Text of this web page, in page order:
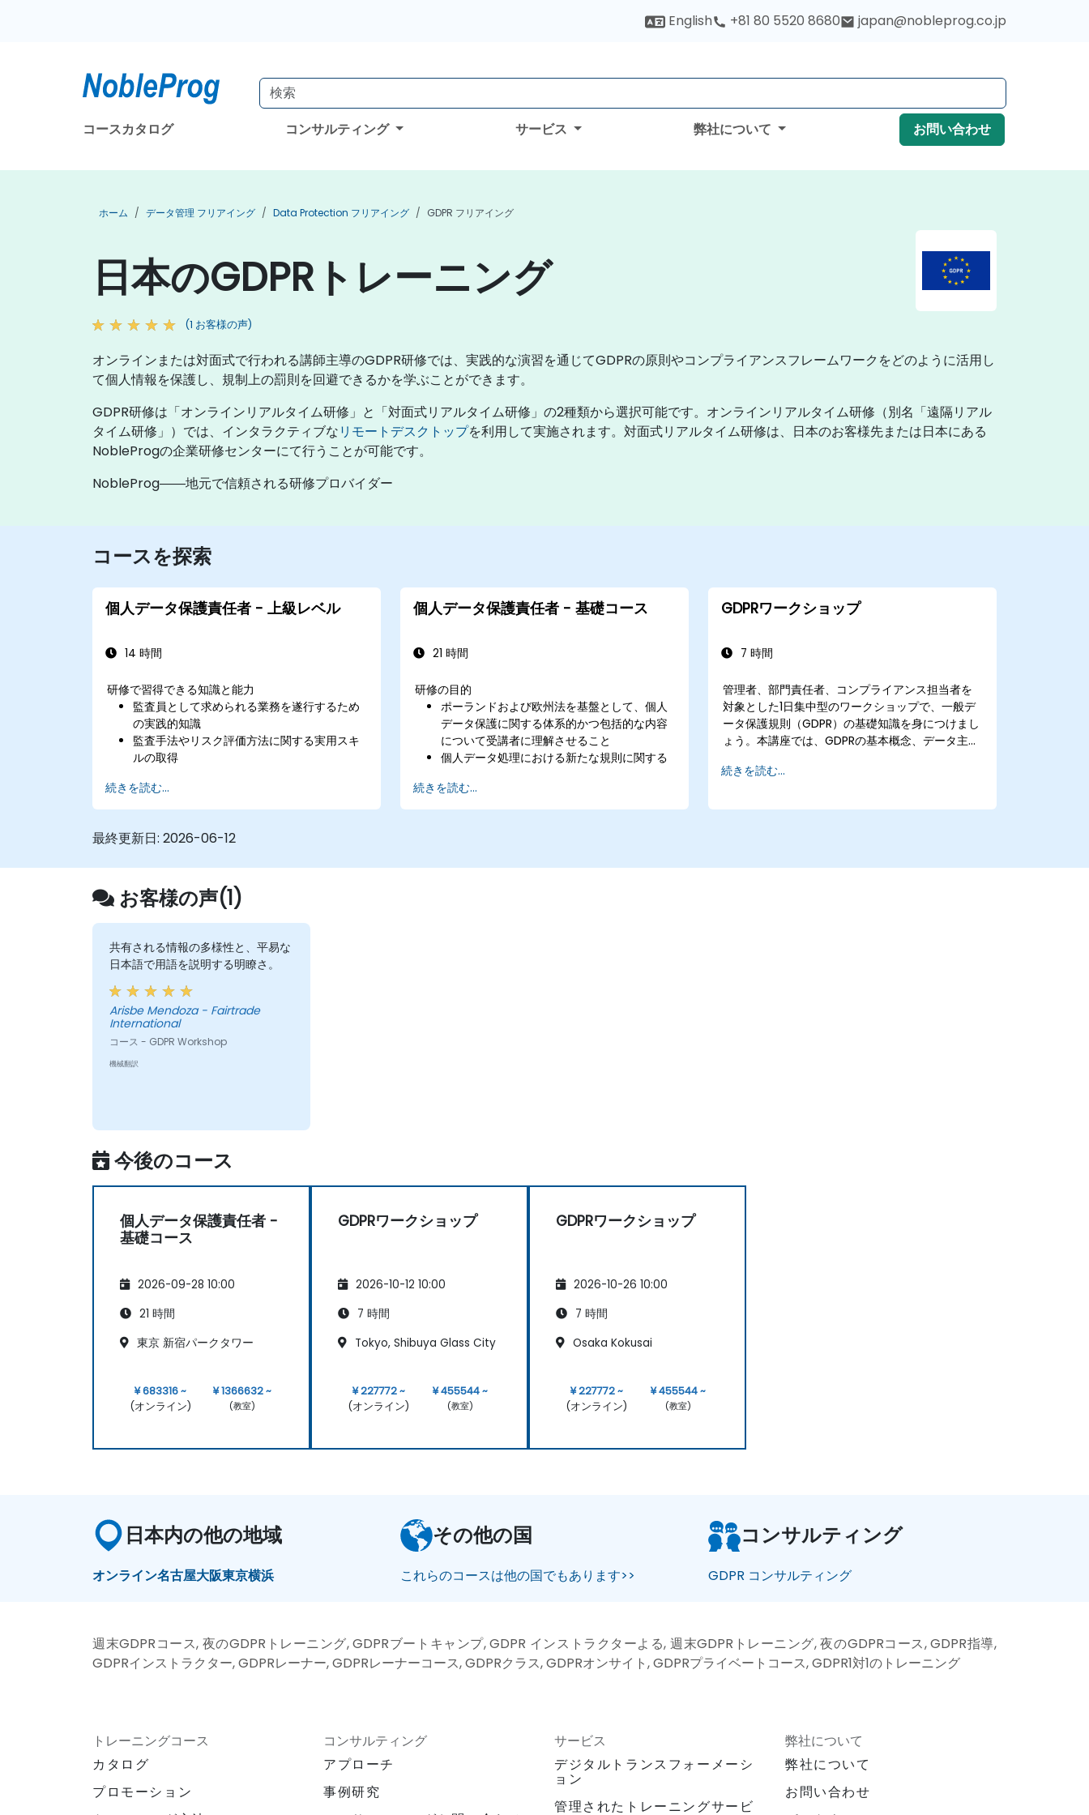
English +81 80 5520 8680 japan@nobleprog.co.jp
コースカタログ コンサルティング サービス 弊社について お問い合わせ
ホーム データ管理 フリアイング Data Protection フリアイング GDPR フリアイング
日本のGDPRトレーニング
(1 お客様の声)
オンラインまたは対面式で行われる講師主導のGDPR研修では、実践的な演習を通じてGDPRの原則やコンプライアンスフレームワークをどのように活用し
て個人情報を保護し、規制上の罰則を回避できるかを学ぶことができます。
GDPR研修は「オンラインリアルタイム研修」と「対面式リアルタイム研修」の2種類から選択可能です。オンラインリアルタイム研修（別名「遠隔リアル
タイム研修」）では、インタラクティブなリモートデスクトップを利用して実施されます。対面式リアルタイム研修は、日本のお客様先または日本にある
NobleProgの企業研修センターにて行うことが可能です。
NobleProg――地元で信頼される研修プロバイダー
コースを探索
個人データ保護責任者 - 上級レベル
14 時間
研修で習得できる知識と能力
監査員として求められる業務を遂行するため
の実践的知識
監査手法やリスク評価方法に関する実用スキ
ルの取得
ての具体的な理解
続きを読む...
個人データ保護責任者 - 基礎コース
21 時間
研修の目的
ポーランドおよび欧州法を基盤として、個人
データ保護に関する体系的かつ包括的な内容
について受講者に理解させること
個人データ処理における新たな規則に関する
GDPRの施行に伴う法的リスクが最も高い分
野について解説すること
続きを読む...
GDPRワークショップ
7 時間
管理者、部門責任者、コンプライアンス担当者を
対象とした1日集中型のワークショップで、一般デ
ータ保護規則（GDPR）の基礎知識を身につけまし
ょう。本講座では、GDPRの基本概念、データ主体
件、個人情報漏洩時の通知義務、そしてプライバ
た、組織全体でGDPRコンプライアンスを実現させ
続きを読む...
最終更新日: 2026-06-12
お客様の声(1)
共有される情報の多様性と、平易な
日本語で用語を説明する明瞭さ。
Arisbe Mendoza - Fairtrade
International
コース - GDPR Workshop
機械翻訳
今後のコース
個人データ保護責任者 -
基礎コース
2026-09-28 10:00
21 時間
東京 新宿パークタワー
¥ 683316 ~
(オンライン)
¥ 1366632 ~
(教室)
GDPRワークショップ
2026-10-12 10:00
7 時間
Tokyo, Shibuya Glass City
¥ 227772 ~
(オンライン)
¥ 455544 ~
(教室)
GDPRワークショップ
2026-10-26 10:00
7 時間
Osaka Kokusai
¥ 227772 ~
(オンライン)
¥ 455544 ~
(教室)
日本内の他の地域
オンライン名古屋大阪東京横浜
その他の国
これらのコースは他の国でもあります>>
コンサルティング
GDPR コンサルティング
週末GDPRコース, 夜のGDPRトレーニング, GDPRブートキャンプ, GDPR インストラクターよる, 週末GDPRトレーニング, 夜のGDPRコース, GDPR指導,
GDPRインストラクター, GDPRレーナー, GDPRレーナーコース, GDPRクラス, GDPRオンサイト, GDPRプライベートコース, GDPR1対1のトレーニング
トレーニングコース
カタログ
プロモーション
コンサルティング
アプローチ
事例研究
サービス
デジタルトランスフォーメーシ
ョン
管理されたトレーニングサービ
弊社について
弊社について
お問い合わせ